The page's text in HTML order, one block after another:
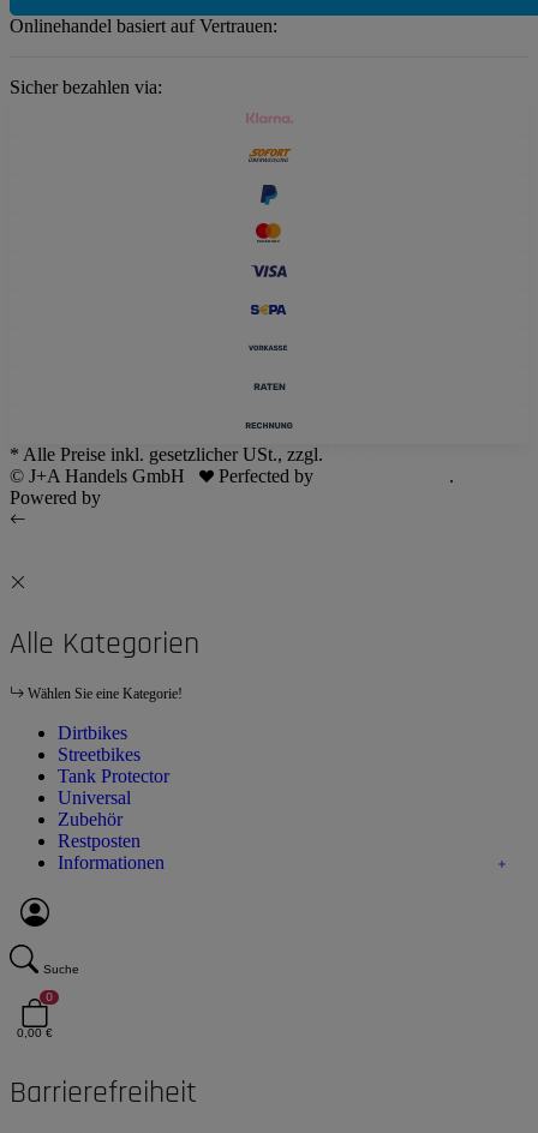
Onlinehandel basiert auf Vertrauen:
Sicher bezahlen via:
* Alle Preise inkl. gesetzlicher USt., zzgl.
© J+A Handels GmbH
Perfected by
.
Powered by
Alle Kategorien
Wählen Sie eine Kategorie!
Dirtbikes
Streetbikes
Tank Protector
Universal
Zubehör
Restposten
Informationen
Suche
0
0,00 €
Barrierefreiheit